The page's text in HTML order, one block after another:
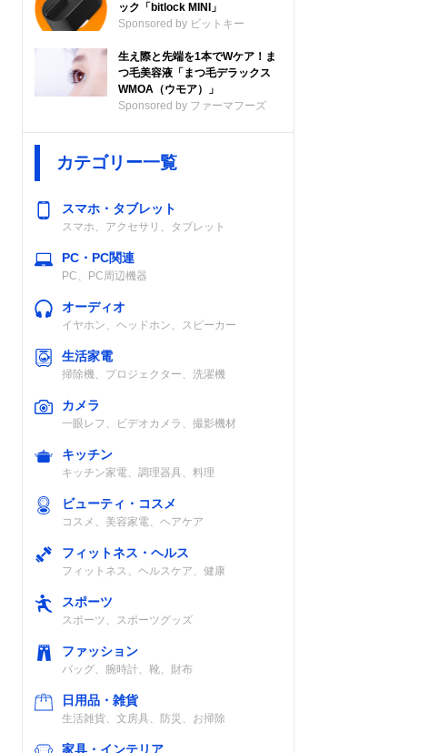
ック「bitlock MINI」
Sponsored by ビットキー
生え際と先端を1本でWケア！ま
つ毛美容液「まつ毛デラックス
WMOA（ウモア）」
Sponsored by ファーマフーズ
カテゴリー一覧
スマホ・タブレット
スマホ、アクセサリ、タブレット
PC・PC関連
PC、PC周辺機器
オーディオ
イヤホン、ヘッドホン、スピーカー
生活家電
掃除機、プロジェクター、洗濯機
カメラ
一眼レフ、ビデオカメラ、撮影機材
キッチン
キッチン家電、調理器具、料理
ビューティ・コスメ
コスメ、美容家電、ヘアケア
フィットネス・ヘルス
フィットネス、ヘルスケア、健康
スポーツ
スポーツ、スポーツグッズ
ファッション
バッグ、腕時計、靴、財布
日用品・雑貨
生活雑貨、文房具、防災、お掃除
家具・インテリア